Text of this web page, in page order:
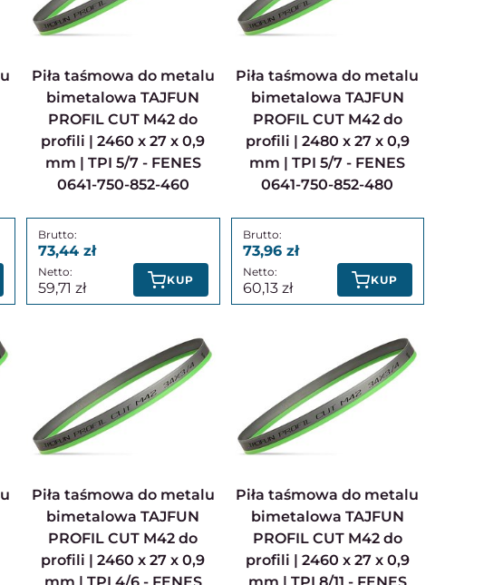
Piła taśmowa do metalu
bimetalowa TAJFUN
PROFIL CUT M42 do
profili | 2460 x 27 x 0,9
mm | TPI 5/7 - FENES
0641-750-852-460
73,44
59,71 KUP
Piła taśmowa do metalu
bimetalowa TAJFUN
PROFIL CUT M42 do
profili | 2480 x 27 x 0,9
mm | TPI 5/7 - FENES
0641-750-852-480
73,96
60,13 KUP
Piła taśmowa do metalu
bimetalowa TAJFUN
PROFIL CUT M42 do
profili | 2460 x 27 x 0,9
Piła taśmowa do metalu
bimetalowa TAJFUN
PROFIL CUT M42 do
profili | 2460 x 27 x 0,9